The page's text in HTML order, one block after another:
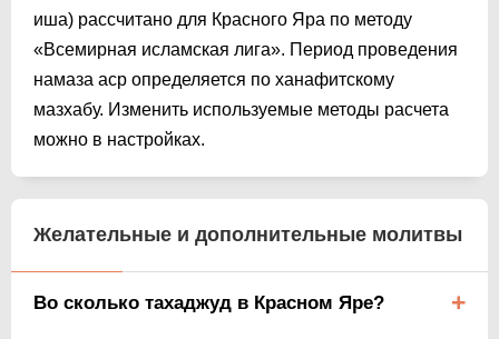
иша) рассчитано для Красного Яра по методу
«Всемирная исламская лига». Период проведения
намаза аср определяется по ханафитскому
мазхабу. Изменить используемые методы расчета
можно в настройках.
Желательные и дополнительные молитвы
Во сколько тахаджуд в Красном Яре?